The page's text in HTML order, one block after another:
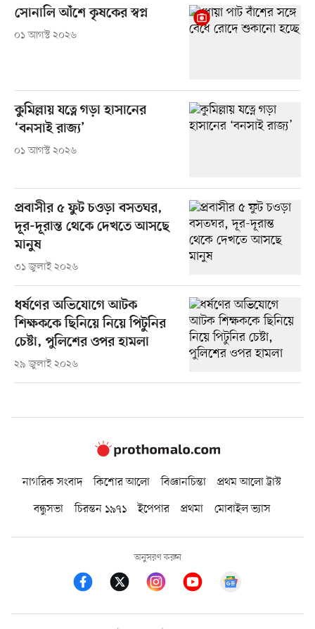
সোনালি আঁশে কৃষকের স্বপ্ন
০১ আগস্ট ২০২৬
কুমিল্লায় যত্নে গড়া হাসানের
‘বনসাই রাজ্য’
০১ আগস্ট ২০২৬
প্রবাসীর ৫ ফুট চওড়া বসতঘর,
দূর-দূরান্ত থেকে দেখতে আসছে
মানুষ
৩১ জুলাই ২০২৬
ধর্ষণের অভিযোগে আটক
শিক্ষককে ছিনিয়ে নিয়ে পিটুনির
চেষ্টা, পুলিশের ওপর হামলা
২৯ জুলাই ২০২৬
নাগরিক সংবাদ কিশোর আলো বিজ্ঞানচিন্তা
প্রথম আলো ট্রাস্ট
বন্ধুসভা
চিরন্তন ১৯৭১ ইপেপার প্রথমা মোবাইল ভ্যাস
অনুসরণ করুন